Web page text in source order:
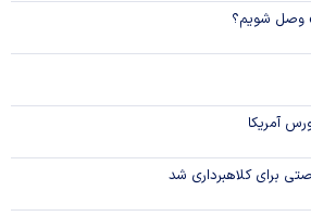
وصل شویم؟
آمریکا
برای کلاهبرداری شد